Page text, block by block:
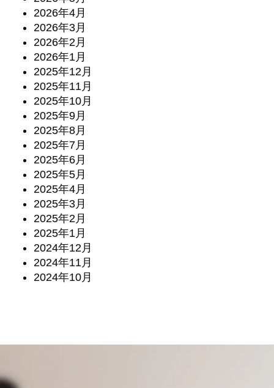
2026年4月
2026年3月
2026年2月
2026年1月
2025年12月
2025年11月
2025年10月
2025年9月
2025年8月
2025年7月
2025年6月
2025年5月
2025年4月
2025年3月
2025年2月
2025年1月
2024年12月
2024年11月
2024年10月